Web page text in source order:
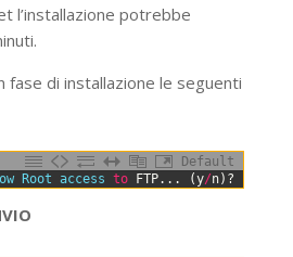
l’installazione potrebbe
fase di installazione le seguenti
Default
Root access to FTP. . . (y/n) ?